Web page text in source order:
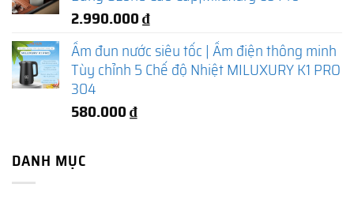
2.990.000₫
Ấm đun nước siêu tốc | Ấm điện thông minh
Tùy chỉnh 5 Chế độ Nhiệt MILUXURY K1 PRO
304
580.000₫
DANH MỤC